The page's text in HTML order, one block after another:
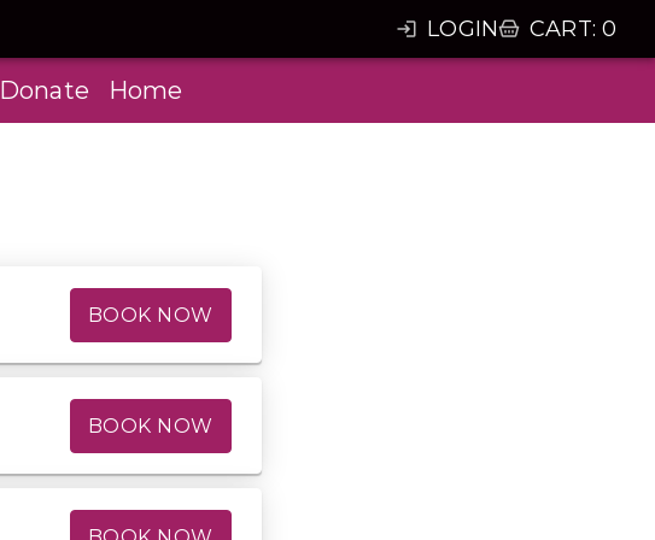
LOGIN CART: 0
Donate Home
BOOK NOW
BOOK NOW